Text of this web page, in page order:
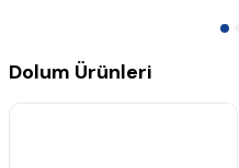
Dolum Ürünleri